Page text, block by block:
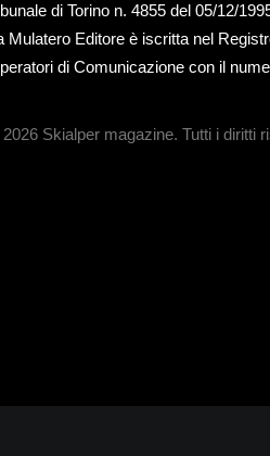
di Torino n. 4855 del 05/12/
Mulatero Editore è iscritta nel
di Comunicazione con il
Skialper magazine. Tutti i diritti